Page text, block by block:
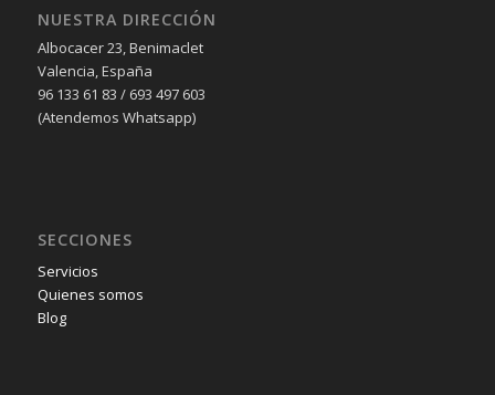
NUESTRA DIRECCIÓN
Albocacer 23, Benimaclet
Valencia, España
96 133 61 83 / 693 497 603
(Atendemos Whatsapp)
SECCIONES
Servicios
Quienes somos
Blog